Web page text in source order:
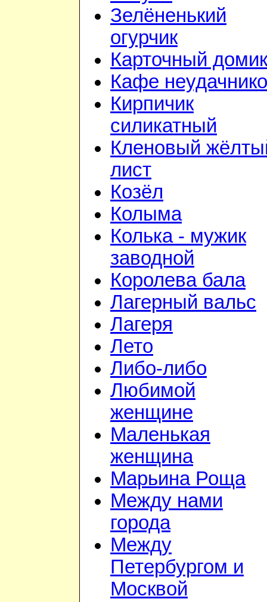
Зелёненький
огурчик
Карточный домик
Кафе
Кирпичик
силикатный
Кленовый
лист
Козёл
Колыма
Колька - мужик
заводной
Королева бала
Лагерный вальс
Лагеря
Лето
Либо-либо
Любимой
женщине
Маленькая
женщина
Марьина Роща
Между нами
города
Между
Петербургом и
Москвой